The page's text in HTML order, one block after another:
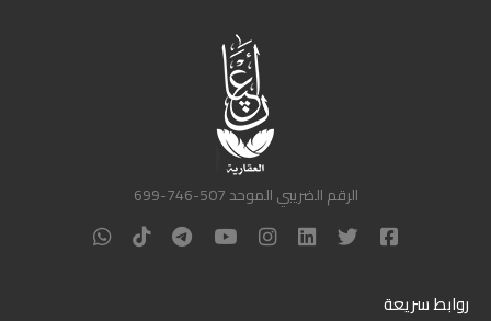
الرقم الضريبي الموحد 507-746-699
روابط سريعة